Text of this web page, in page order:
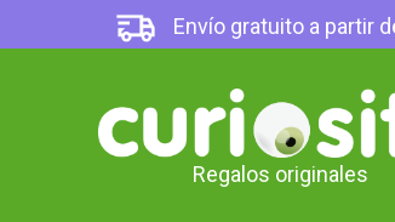
Envío gratuito a partir
Regalos originales